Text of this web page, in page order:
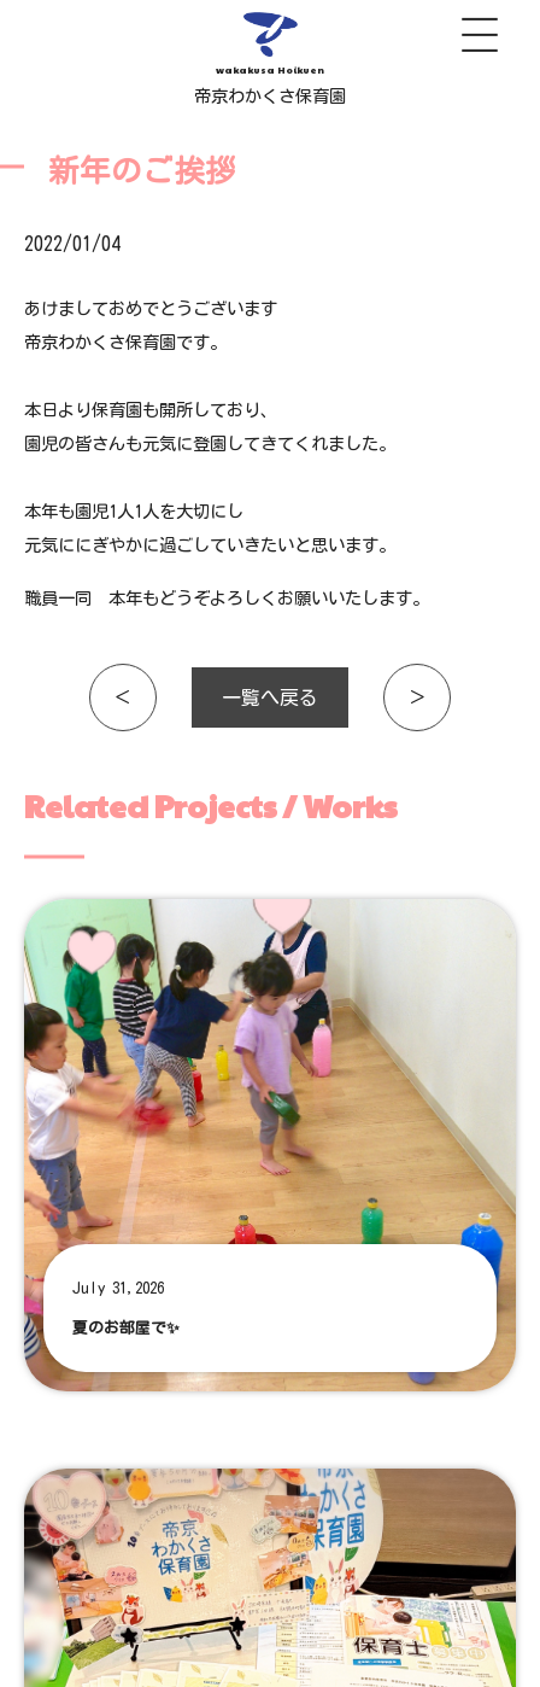
wakakusa Hoikuen
帝京わかくさ保育園
新年のご挨拶
2022/01/04
あけましておめでとうございます
帝京わかくさ保育園です。
本日より保育園も開所しており、
園児の皆さんも元気に登園してきてくれました。
本年も園児1人1人を大切にし
元気ににぎやかに過ごしていきたいと思います。
職員一同 本年もどうぞよろしくお願いいたします。
＜ 一覧へ戻る ＞
Related Projects / Works
July 31,2026
夏のお部屋で✨